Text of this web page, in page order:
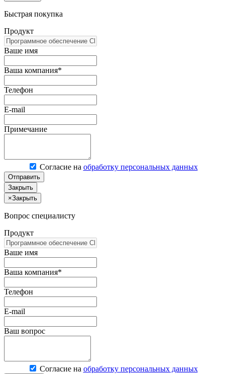
Быстрая покупка
Продукт
Ваше имя
Ваша компания*
Телефон
E-mail
Примечание
Согласие на обработку персональных данных
Отправить
Закрыть
×Закрыть
Вопрос специалисту
Продукт
Ваше имя
Ваша компания*
Телефон
E-mail
Ваш вопрос
Согласие на обработку персональных данных